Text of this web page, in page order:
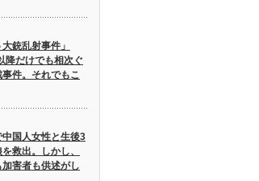
大銃乱射事件」
降だけでも相次ぐ
件。それでもこ
中国人女性と生後3
救出。しかし、
害者も供述がし